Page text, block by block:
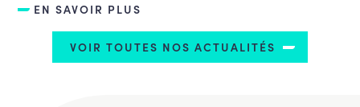
EN SAVOIR PLUS
VOIR TOUTES NOS ACTUALITÉS